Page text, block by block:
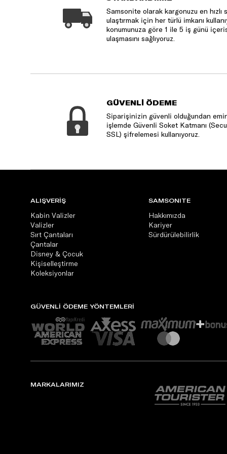
Samsonite olarak kargonuzu en hızlı
ulaştırmak için her türlü imkanı
konumunuza göre 1 ile 5 iş günü
ulaşmasını sağlıyoruz.
GÜVENLİ ÖDEME
Siparişinizin güvenli olduğundan
işlemde Güvenli Soket Katmanı
SSL) şifrelemesi kullanıyoruz.
ALIŞVERİŞ
Kabin Valizler
Valizler
Sırt Çantaları
Çantalar
Disney & Çocuk
Kişiselleştirme
Koleksiyonlar
SAMSONITE
Hakkımızda
Kariyer
Sürdürülebilirlik
GÜVENLİ ÖDEME YÖNTEMLERİ
MARKALARIMIZ